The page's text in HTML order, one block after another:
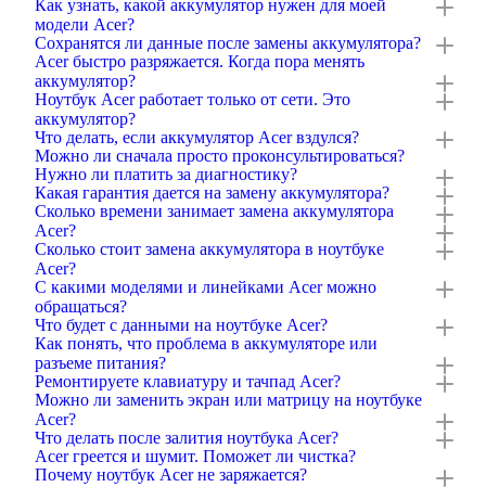
Как узнать, какой аккумулятор нужен для моей
модели Acer?
Сохранятся ли данные после замены аккумулятора?
Acer быстро разряжается. Когда пора менять
аккумулятор?
Ноутбук Acer работает только от сети. Это
аккумулятор?
Что делать, если аккумулятор Acer вздулся?
Можно ли сначала просто проконсультироваться?
Нужно ли платить за диагностику?
Какая гарантия дается на замену аккумулятора?
Сколько времени занимает замена аккумулятора
Acer?
Сколько стоит замена аккумулятора в ноутбуке
Acer?
С какими моделями и линейками Acer можно
обращаться?
Что будет с данными на ноутбуке Acer?
Как понять, что проблема в аккумуляторе или
разъеме питания?
Ремонтируете клавиатуру и тачпад Acer?
Можно ли заменить экран или матрицу на ноутбуке
Acer?
Что делать после залития ноутбука Acer?
Acer греется и шумит. Поможет ли чистка?
Почему ноутбук Acer не заряжается?